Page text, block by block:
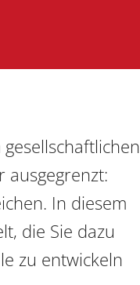
ausgegrenzt:
In diesem
die Sie dazu
zu entwickeln